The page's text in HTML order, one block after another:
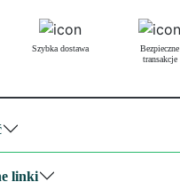
Szybka dostawa
Bezpieczne
transakcje
linki